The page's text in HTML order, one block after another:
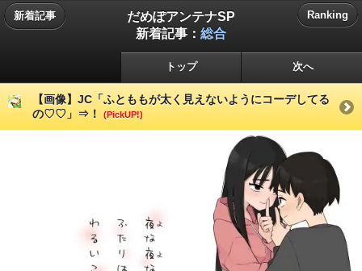
新着記事
だめぽアンテナSP
新着記事： 総合
Ranking
トップ 次へ
【画像】JC「ふとももが太く見えないようにコーデしてる
の♡♡」⇒！
(PickUP!)